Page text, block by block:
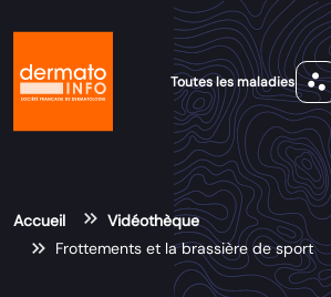
Toutes les maladies scatter_plot
Accueil
Vidéothèque
Frottements et la brassière de sport